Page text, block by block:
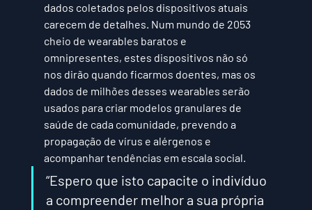
dados coletados pelos dispositivos atuais
carecem de detalhes. Num mundo de 2053
cheio de wearables baratos e
omnipresentes, estes dispositivos não só
nos dirão quando ficarmos doentes, mas os
dados de milhões desses wearables serão
usados ​​para criar modelos granulares de
saúde de cada comunidade, prevendo a
propagação de vírus e alérgenos e
acompanhar tendências em escala social.
“Espero que isto capacite o indivíduo
a compreender melhor a sua própria